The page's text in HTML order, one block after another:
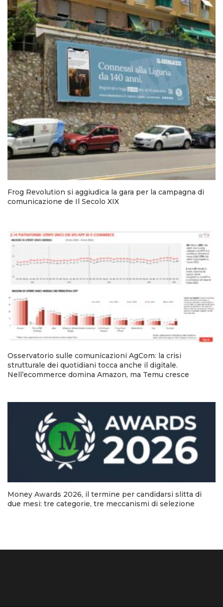
Frog Revolution si aggiudica la gara per la campagna di
comunicazione de Il Secolo XIX
Osservatorio sulle comunicazioni AgCom: la crisi
strutturale dei quotidiani tocca anche il digitale.
Nell’ecommerce domina Amazon, ma Temu cresce
Money Awards 2026, il termine per candidarsi slitta di
due mesi: tre categorie, tre meccanismi di selezione